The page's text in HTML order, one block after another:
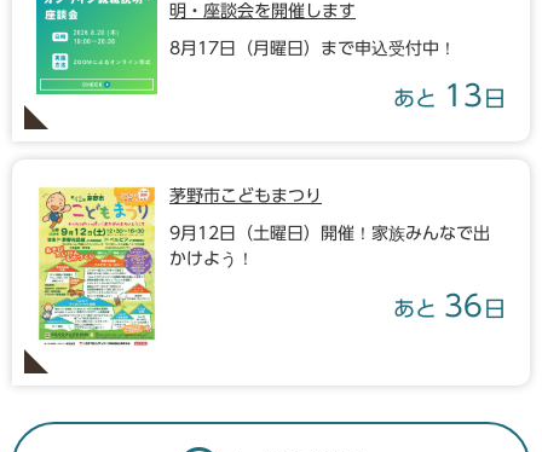
明・座談会を開催します
8月17日（月曜日）まで申込受付中！
あと 13 日
茅野市こどもまつり
9月12日（土曜日）開催！家族みんなで出
かけよう！
あと 36 日